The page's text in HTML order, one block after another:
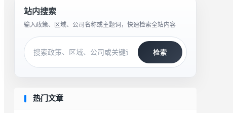
站内搜索
输入政策、区域、公司名称或主题词，快速检索全站内容
检索
热门文章